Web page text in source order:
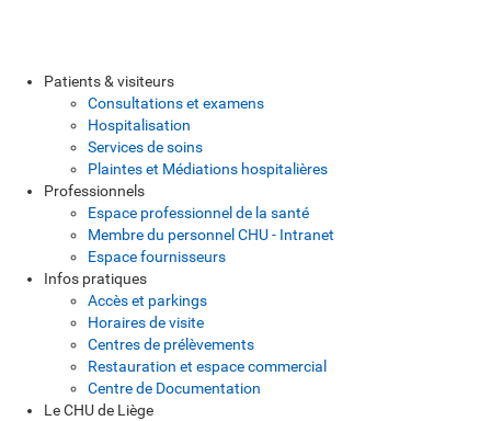
Patients & visiteurs
Consultations et examens
Hospitalisation
Services de soins
Plaintes et Médiations hospitalières
Professionnels
Espace professionnel de la santé
Membre du personnel CHU - Intranet
Espace fournisseurs
Infos pratiques
Accès et parkings
Horaires de visite
Centres de prélèvements
Restauration et espace commercial
Centre de Documentation
Le CHU de Liège